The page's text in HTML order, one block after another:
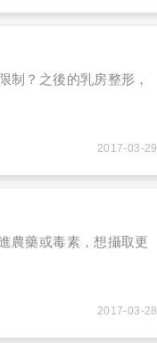
制？之後的乳房整形，
2017-03-29
農藥或毒素，想攝取更
2017-03-28